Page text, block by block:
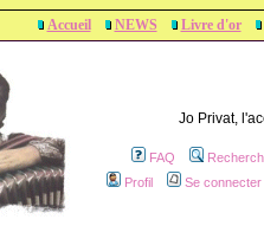
Accueil NEWS Livre d'or
Jo Privat,
FAQ
Profil
Se